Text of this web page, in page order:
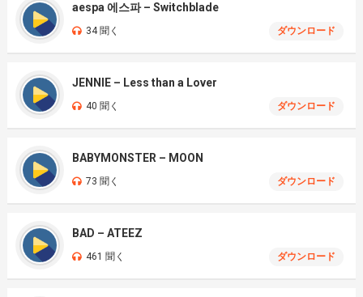
aespa 에스파 – Switchblade
34 聞く ダウンロード
JENNIE – Less than a Lover
40 聞く ダウンロード
BABYMONSTER – MOON
73 聞く ダウンロード
BAD – ATEEZ
461 聞く ダウンロード